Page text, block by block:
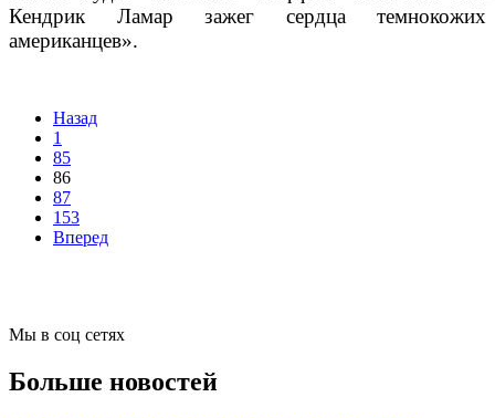
Кендрик Ламар зажег сердца темнокожих
американцев».
Назад
1
85
86
87
153
Вперед
Мы в соц сетях
Больше новостей